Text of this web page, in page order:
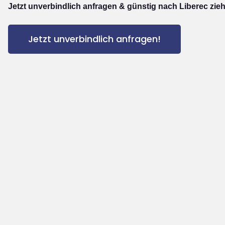
Jetzt unverbindlich anfragen & günstig nach Liberec
Jetzt unverbindlich anfragen!